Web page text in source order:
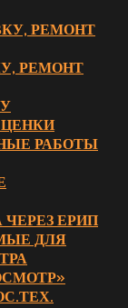
РЕМОНТ
РЕМОНТ
РАБОТЫ
ЕРИП
ДЛЯ